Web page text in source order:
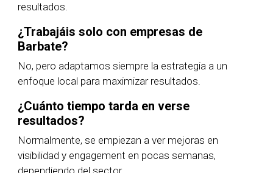
resultados.
¿Trabajáis solo con empresas de
Barbate?
No, pero adaptamos siempre la estrategia a un
enfoque local para maximizar resultados.
¿Cuánto tiempo tarda en verse
resultados?
Normalmente, se empiezan a ver mejoras en
visibilidad y engagement en pocas semanas,